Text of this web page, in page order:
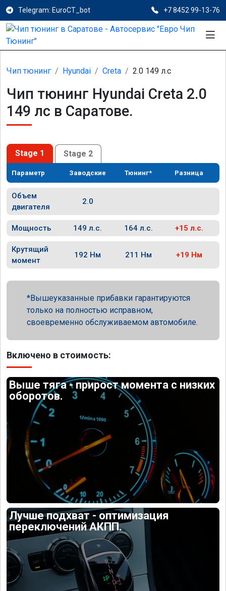
Telegram: EuroCT_bot +7 8452 99-13-76
Чип тюнинг Hyundai Creta 2.0 149 л.с
Чип тюнинг Hyundai Creta 2.0
149 лс в Саратове.
Stage 1 Stage 2
Параметр Заводские Тюнинг* Разница
Объем
двигателя
2.0
Мощность 149 л.с. 164 л.с. +15 л.с.
Крутящий
момент
192 Нм 211 Нм +19 Нм
Вышеуказанные прибавки гарантируются
только на полностью исправном,
своевременно обслуживаемом автомобиле.
Включено в стоимость:
Выше тяга - прирост момента с низких
оборотов.
Лучше подхват - оптимизация
переключений АКПП.